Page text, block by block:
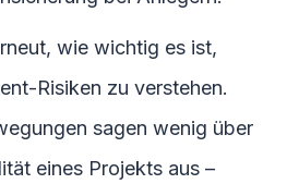
wie wichtig es ist,
Risiken zu verstehen.
sagen wenig über
eines Projekts aus –